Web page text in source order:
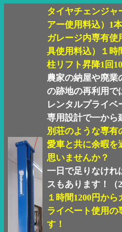
タイヤチェンジャ
アー使用料込）1
ガレージ内専有使
具使用料込）１時
柱リフト昇降1回
農家の納屋や廃業
の跡地の再利用で
レンタルプライベ
専用設計で一から
別荘のような専有
愛車と共に余暇を
思いませんか？
一日で足りなけれ
スもあります！（
１時間1200円か
ライベート使用の
す！